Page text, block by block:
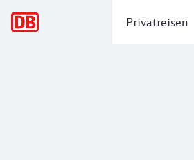
Privatreisen